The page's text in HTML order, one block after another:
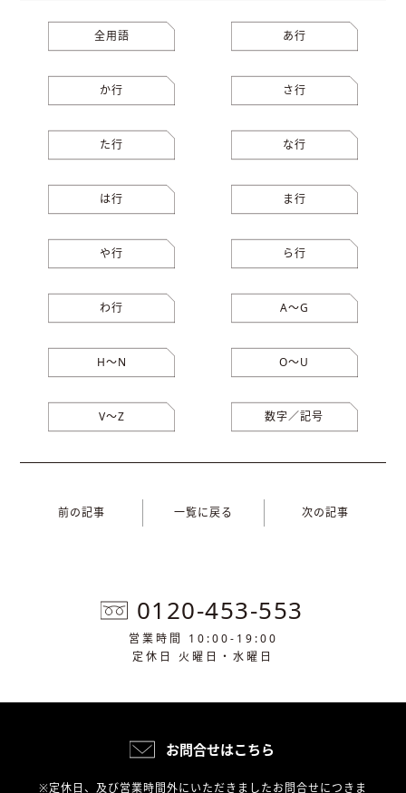
全用語 あ行
か行 さ行
た行 な行
は行 ま行
や行 ら行
わ行 A〜G
H〜N O〜U
V〜Z 数字／記号
前の記事 一覧に戻る 次の記事
0120-453-553
営業時間 10:00-19:00
定休日 火曜日・水曜日
お問合せはこちら
※定休日、及び営業時間外にいただきましたお問合せにつきま